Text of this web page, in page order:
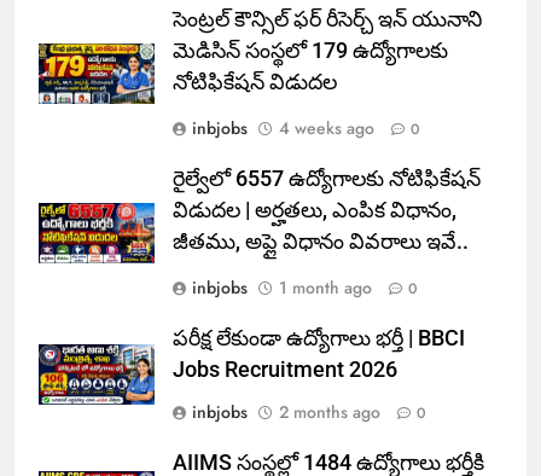
సెంట్రల్ కౌన్సిల్ ఫర్ రీసెర్చ్ ఇన్ యునాని
మెడిసిన్ సంస్థలో 179 ఉద్యోగాలకు
నోటిఫికేషన్ విడుదల
inbjobs
4 weeks ago 0
రైల్వేలో 6557 ఉద్యోగాలకు నోటిఫికేషన్
విడుదల | అర్హతలు, ఎంపిక విధానం,
జీతము, అప్లై విధానం వివరాలు ఇవే..
inbjobs
1 month ago 0
పరీక్ష లేకుండా ఉద్యోగాలు భర్తీ | BBCI
Jobs Recruitment 2026
inbjobs
2 months ago 0
AIIMS సంస్థల్లో 1484 ఉద్యోగాలు భర్తీకి